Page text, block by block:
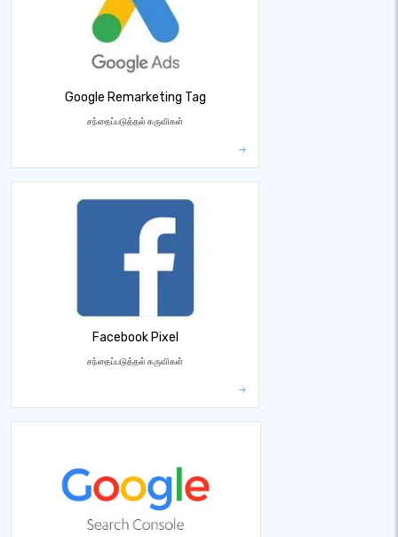
Google Remarketing Tag
சந்தைப்படுத்தல் கருவிகள்
Facebook Pixel
சந்தைப்படுத்தல் கருவிகள்